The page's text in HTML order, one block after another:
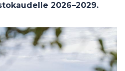
2026–2029.